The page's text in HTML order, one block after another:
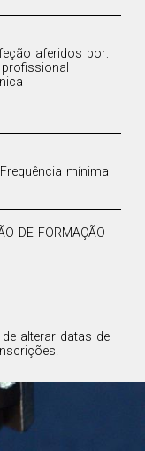
aferidos por:
mínima
DE FORMAÇÃO
alterar datas de